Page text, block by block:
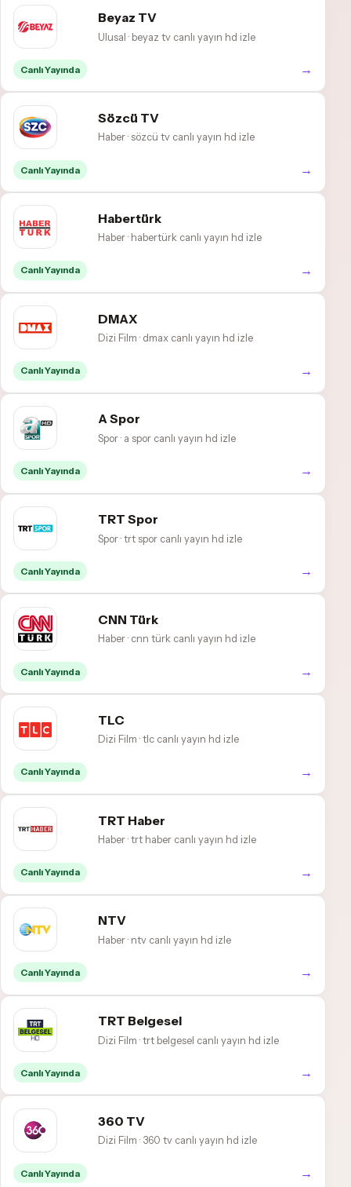
Beyaz TV
Ulusal · beyaz tv canlı yayın hd izle
Canlı Yayında →
Sözcü TV
Haber · sözcü tv canlı yayın hd izle
Canlı Yayında →
Habertürk
Haber · habertürk canlı yayın hd izle
Canlı Yayında →
DMAX
Dizi Film · dmax canlı yayın hd izle
Canlı Yayında →
A Spor
Spor · a spor canlı yayın hd izle
Canlı Yayında →
TRT Spor
Spor · trt spor canlı yayın hd izle
Canlı Yayında →
CNN Türk
Haber · cnn türk canlı yayın hd izle
Canlı Yayında →
TLC
Dizi Film · tlc canlı yayın hd izle
Canlı Yayında →
TRT Haber
Haber · trt haber canlı yayın hd izle
Canlı Yayında →
NTV
Haber · ntv canlı yayın hd izle
Canlı Yayında →
TRT Belgesel
Dizi Film · trt belgesel canlı yayın hd izle
Canlı Yayında →
360 TV
Dizi Film · 360 tv canlı yayın hd izle
Canlı Yayında →